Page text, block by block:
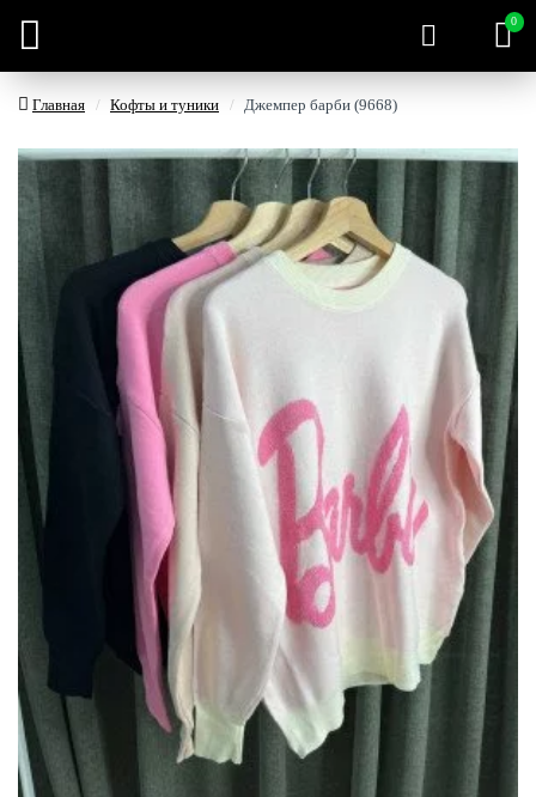
0
Главная Кофты и туники Джемпер барби (9668)